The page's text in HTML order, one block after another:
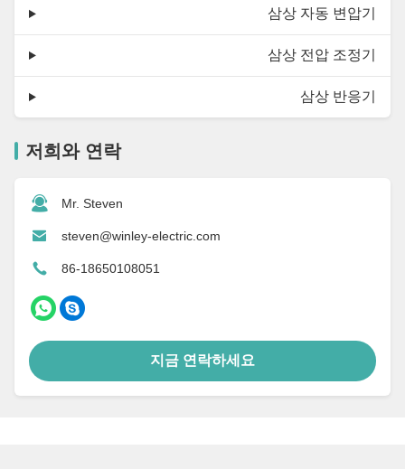
삼상 자동 변압기
삼상 전압 조정기
삼상 반응기
저희와 연락
Mr. Steven
steven@winley-electric.com
86-18650108051
지금 연락하세요